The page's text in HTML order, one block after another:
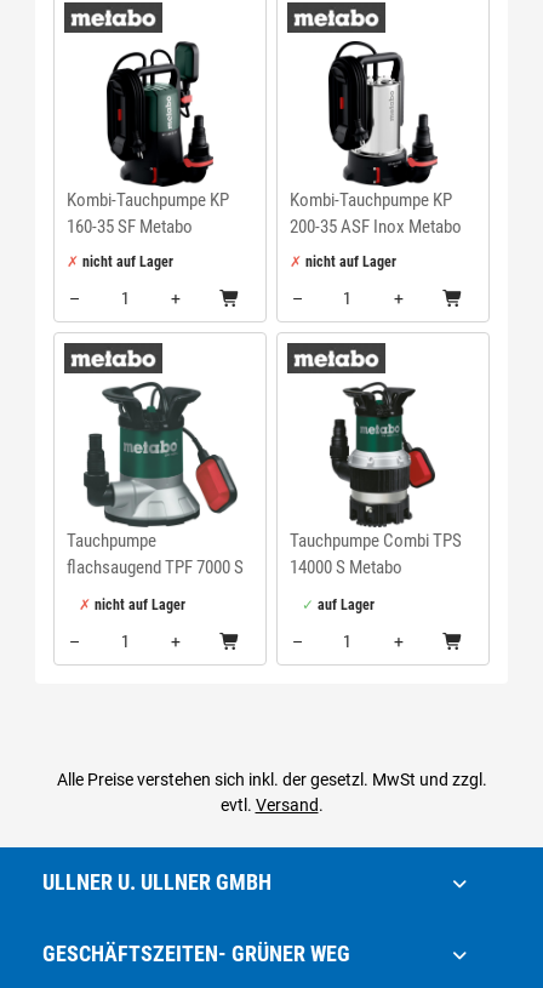
Kombi-Tauchpumpe KP
160-35 SF Metabo
nicht auf Lager
–
+
Menge: 1
Kombi-Tauchpumpe KP
200-35 ASF Inox Metabo
nicht auf Lager
–
+
Menge: 1
Tauchpumpe
flachsaugend TPF 7000 S
Metabonicht auf Lager
–
+
Menge: 1
Tauchpumpe Combi TPS
14000 S Metabo
auf Lager
–
+
Menge: 1
Alle Preise verstehen sich inkl. der gesetzl. MwSt und zzgl.
evtl. Versand.
ULLNER U. ULLNER GMBH
GESCHÄFTSZEITEN- GRÜNER WEG